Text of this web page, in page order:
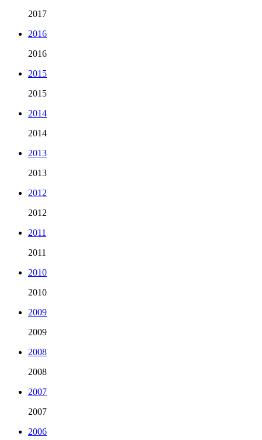
2017
2016
2016
2015
2015
2014
2014
2013
2013
2012
2012
2011
2011
2010
2010
2009
2009
2008
2008
2007
2007
2006